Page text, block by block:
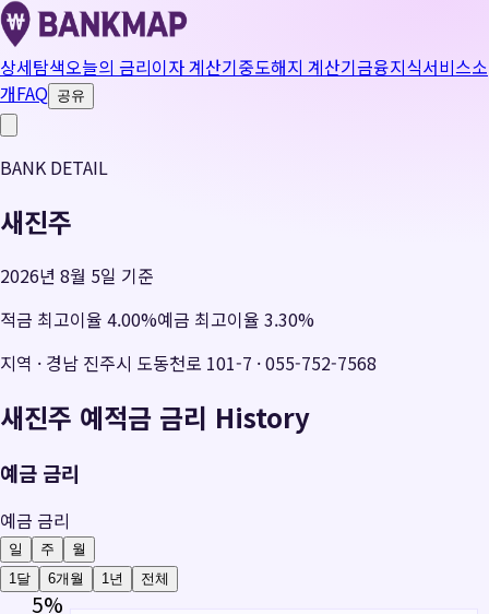
상세탐색오늘의 금리이자 계산기중도해지 계산기금융지식서비스소
개FAQ 공유
BANK DETAIL
새진주
2026년 8월 5일 기준
적금 최고이율 4.00%예금 최고이율 3.30%
지역 · 경남 진주시 도동천로 101-7 ·055-752-7568
새진주 예적금 금리 History
예금 금리
예금 금리
일 주
월
1달
6개월 1년 전체
5%